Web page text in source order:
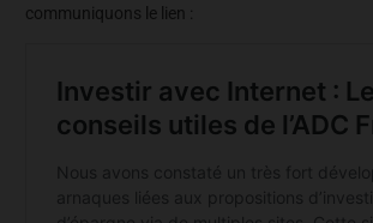
communiquons le lien :